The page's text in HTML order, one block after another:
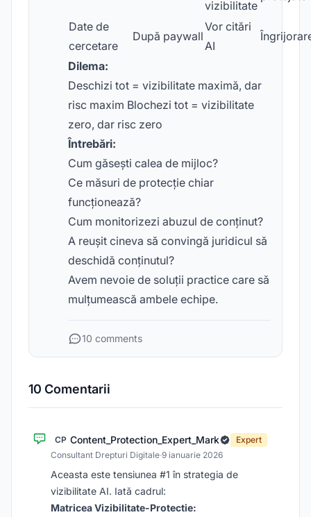
vizibilitate
Date de
cercetare
După paywall
Vor citări
AI
Dilema:
Deschizi tot = vizibilitate maximă, dar
risc maxim Blochezi tot = vizibilitate
zero, dar risc zero
Întrebări:
Cum găsești calea de mijloc?
Ce măsuri de protecție chiar
funcționează?
Cum monitorizezi abuzul de conținut?
A reușit cineva să convingă juridicul să
deschidă conținutul?
Avem nevoie de soluții practice care să
mulțumească ambele echipe.
10 comments
10 Comentarii
CP Content_Protection_Expert_Mark
Expert
Consultant Drepturi Digitale·9 ianuarie 2026
Aceasta este tensiunea #1 în strategia de
vizibilitate AI. Iată cadrul:
Matricea Vizibilitate-Protectie: